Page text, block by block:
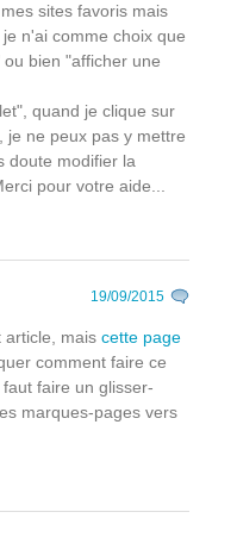
sites favoris mais
n'ai comme choix que
bien "afficher une
quand je clique sur
je ne peux pas y mettre
doute modifier la
pour votre aide...
19/09/2015
article, mais cette page
comment faire ce
faire un glisser-
marques-pages vers